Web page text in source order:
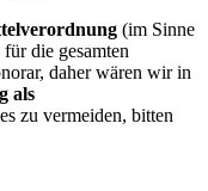
(im Sinne
die gesamten
daher wären wir in
als
zu vermeiden, bitten